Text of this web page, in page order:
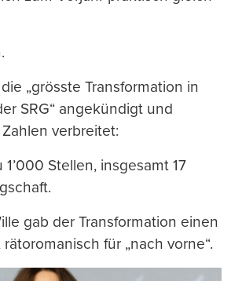
„grösste Transformation in
SRG“ angekündigt und
verbreitet:
Stellen, insgesamt 17
gab der Transformation einen
für „nach vorne“.